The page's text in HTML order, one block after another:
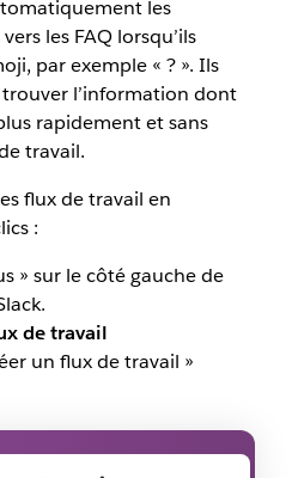
les
les FAQ lorsqu’ils
par exemple « ? ». Ils
l’information dont
rapidement et sans
travail.
flux de travail en
:
» sur le côté gauche de
de travail
un flux de travail »